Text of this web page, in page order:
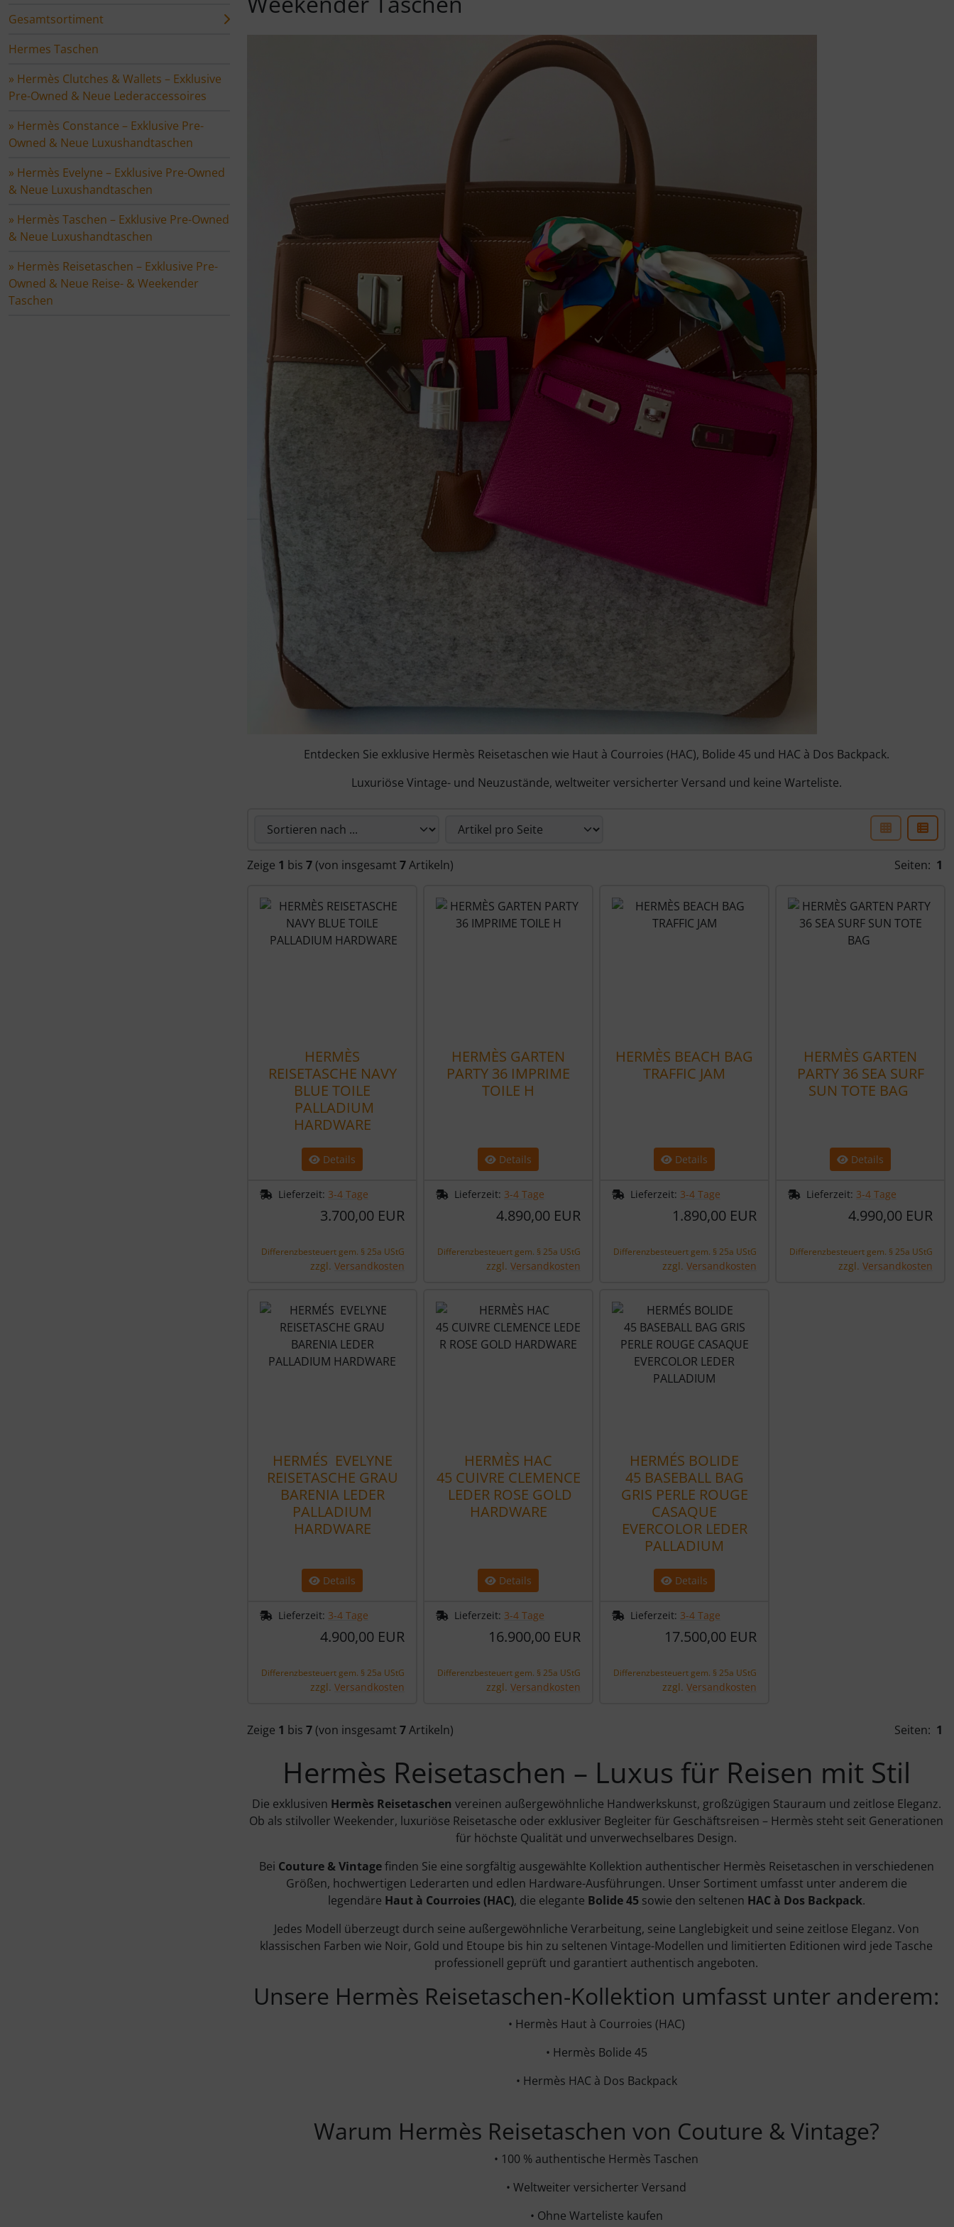
Gesamtsortiment
Hermes Taschen
» Hermès Clutches & Wallets – Exklusive
Pre-Owned & Neue Lederaccessoires
» Hermès Constance – Exklusive Pre-
Owned & Neue Luxushandtaschen
» Hermès Evelyne – Exklusive Pre-Owned
& Neue Luxushandtaschen
» Hermès Taschen – Exklusive Pre-Owned
& Neue Luxushandtaschen
» Hermès Reisetaschen – Exklusive Pre-
Owned & Neue Reise- & Weekender
Taschen
Entdecken Sie exklusive Hermès Reisetaschen wie Haut à Courroies (HAC), Bolide 45 und HAC à Dos Backpack.
Luxuriöse Vintage- und Neuzustände, weltweiter versicherter Versand und keine Warteliste.
Zeige 1 bis 7 (von insgesamt 7Artikeln) Seiten: 1
HERMÈS
REISETASCHE NAVY
BLUE TOILE
PALLADIUM
HARDWARE
Details
Lieferzeit: 3-4 Tage
3.700,00 EUR
Differenzbesteuert gem. § 25a UStG
zzgl. Versandkosten
HERMÈS GARTEN
PARTY 36 IMPRIME
TOILE H
Details
Lieferzeit: 3-4 Tage
4.890,00 EUR
Differenzbesteuert gem. § 25a UStG
zzgl. Versandkosten
HERMÈS BEACH BAG
TRAFFIC JAM
Details
Lieferzeit: 3-4 Tage
1.890,00 EUR
Differenzbesteuert gem. § 25a UStG
zzgl. Versandkosten
HERMÈS GARTEN
PARTY 36 SEA SURF
SUN TOTE BAG
Details
Lieferzeit: 3-4 Tage
4.990,00 EUR
Differenzbesteuert gem. § 25a UStG
zzgl. Versandkosten
HERMÉS EVELYNE
REISETASCHE GRAU
BARENIA LEDER
PALLADIUM
HARDWARE
Details
Lieferzeit: 3-4 Tage
4.900,00 EUR
Differenzbesteuert gem. § 25a UStG
zzgl. Versandkosten
HERMÈS HAC
45 CUIVRE CLEMENCE
LEDER ROSE GOLD
HARDWARE
Details
Lieferzeit: 3-4 Tage
16.900,00 EUR
Differenzbesteuert gem. § 25a UStG
zzgl. Versandkosten
HERMÉS BOLIDE
45 BASEBALL BAG
GRIS PERLE ROUGE
CASAQUE
EVERCOLOR LEDER
PALLADIUM
Details
Lieferzeit: 3-4 Tage
17.500,00 EUR
Differenzbesteuert gem. § 25a UStG
zzgl. Versandkosten
Zeige 1 bis 7 (von insgesamt 7Artikeln) Seiten: 1
Hermès Reisetaschen – Luxus für Reisen mit Stil
Die exklusiven Hermès Reisetaschen vereinen außergewöhnliche Handwerkskunst, großzügigen Stauraum und zeitlose Eleganz.
Ob als stilvoller Weekender, luxuriöse Reisetasche oder exklusiver Begleiter für Geschäftsreisen – Hermès steht seit Generationen
für höchste Qualität und unverwechselbares Design.
Bei Couture & Vintagefinden Sie eine sorgfältig ausgewählte Kollektion authentischer Hermès Reisetaschen in verschiedenen
Größen, hochwertigen Lederarten und edlen Hardware-Ausführungen. Unser Sortiment umfasst unter anderem die
legendäre Haut à Courroies (HAC), die elegante Bolide 45sowie den seltenen HAC à Dos Backpack.
Jedes Modell überzeugt durch seine außergewöhnliche Verarbeitung, seine Langlebigkeit und seine zeitlose Eleganz. Von
klassischen Farben wie Noir, Gold und Etoupe bis hin zu seltenen Vintage-Modellen und limitierten Editionen wird jede Tasche
professionell geprüft und garantiert authentisch angeboten.
Unsere Hermès Reisetaschen-Kollektion umfasst unter anderem:
• Hermès Haut à Courroies (HAC)
• Hermès Bolide 45
• Hermès HAC à Dos Backpack
Warum Hermès Reisetaschen von Couture & Vintage?
• 100 % authentische Hermès Taschen
• Weltweiter versicherter Versand
• Ohne Warteliste kaufen
Hermès Kelly Bag 40 – Exklusive Pre-Owned & Neue
Hermès Schuhe & Sandalen – Exklusive Pre-Owned &
Neue Designer-Schuhe